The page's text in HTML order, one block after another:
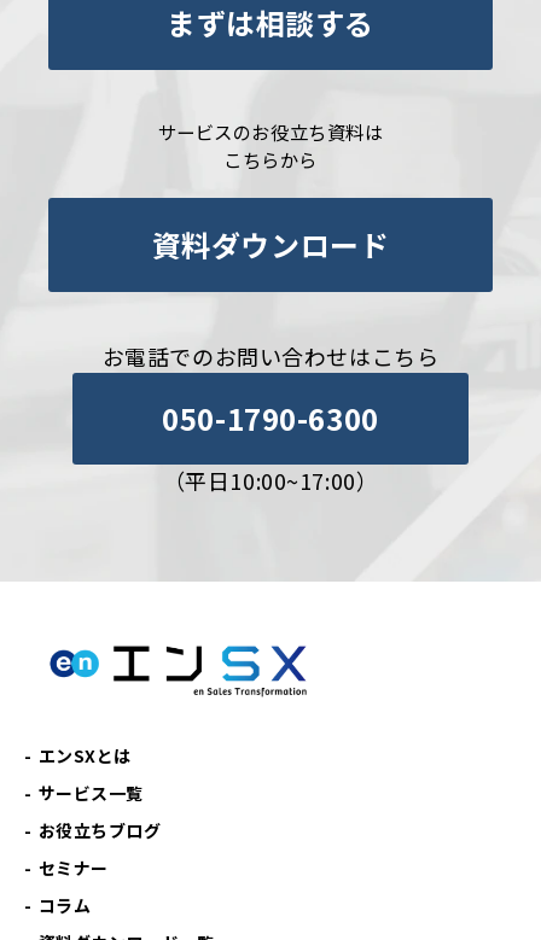
まずは相談する
サービスのお役立ち資料は
こちらから
資料ダウンロード
お電話でのお問い合わせはこちら
050-1790-6300
（平日10:00~17:00）
エンSXとは
サービス一覧
お役立ちブログ
セミナー
コラム